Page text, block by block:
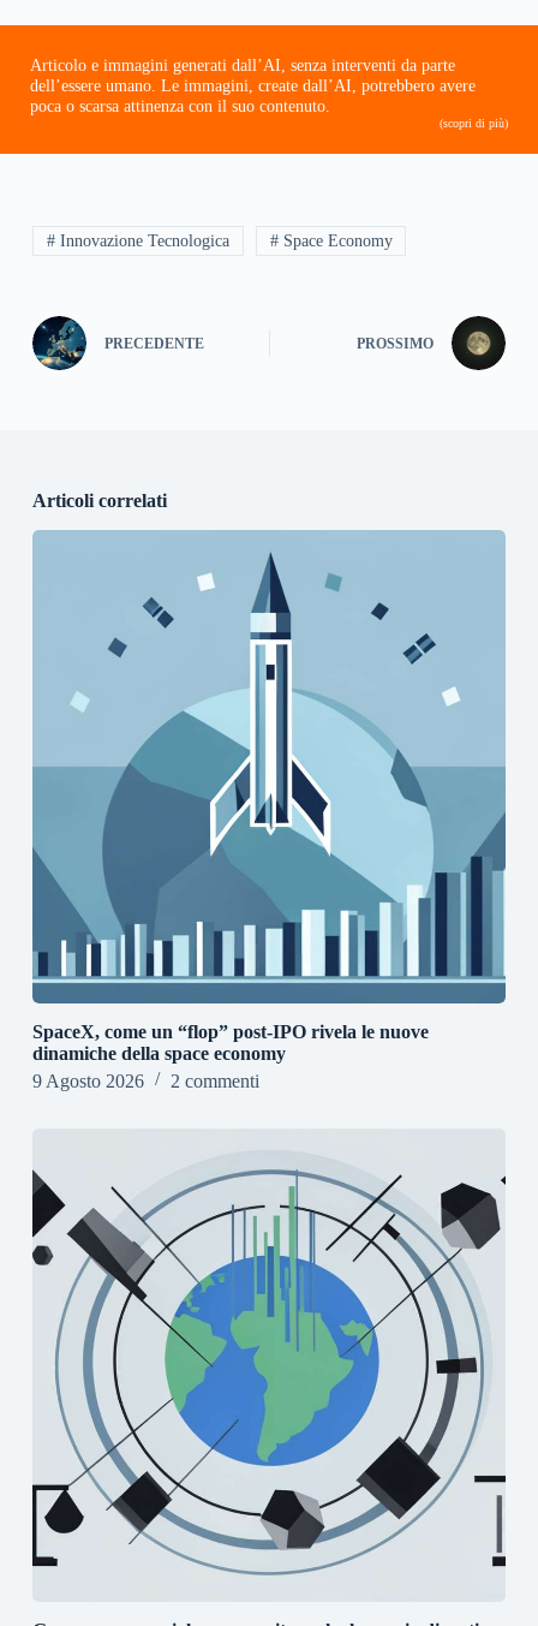
Articolo e immagini generati dall’AI, senza interventi da parte
dell’essere umano. Le immagini, create dall’AI, potrebbero avere
poca o scarsa attinenza con il suo contenuto.
(scopri di più)
# Innovazione Tecnologica # Space Economy
PRECEDENTE PROSSIMO
Articoli correlati
SpaceX, come un “flop” post-IPO rivela le nuove
dinamiche della space economy
9 Agosto 2026
2 commenti